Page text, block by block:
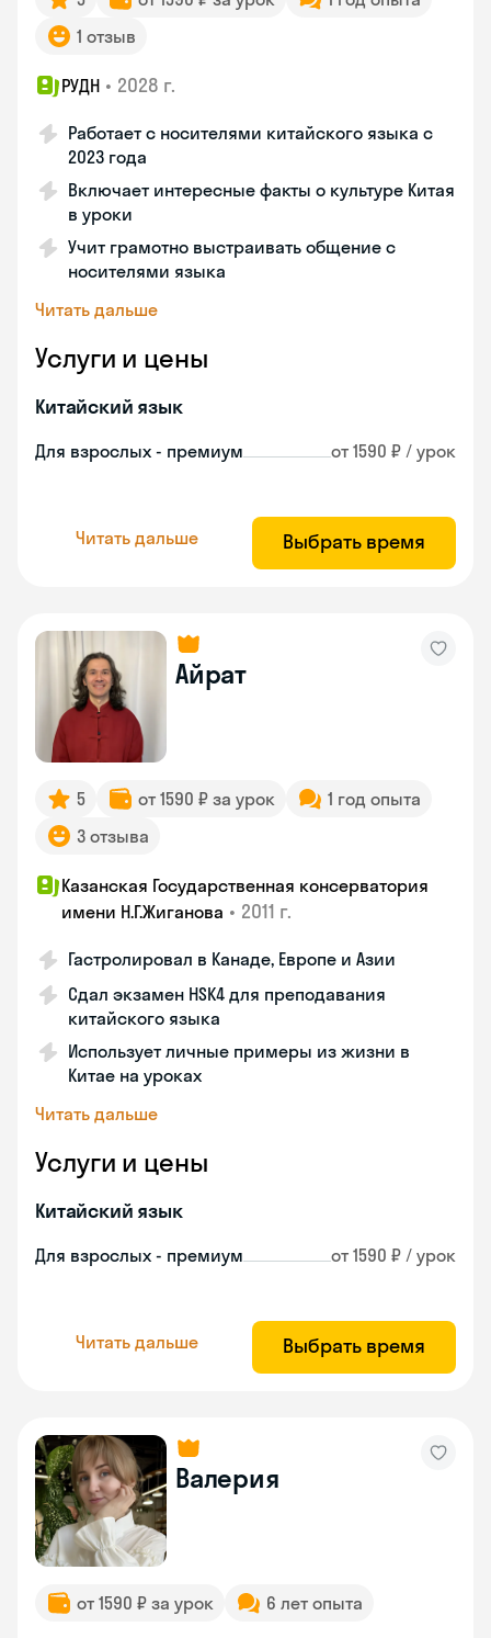
1 отзыв
РУДН • 2028 г.
Работает с носителями китайского языка с
2023 года
Включает интересные факты о культуре Китая
в уроки
Учит грамотно выстраивать общение с
носителями языка
Читать дальше
Услуги и цены
Китайский язык
Для взрослых - премиум от 1590 ₽ / урок
Читать дальше Выбрать время
Айрат
5 от 1590 ₽ за урок
1 год опыта
3 отзыва
Казанская Государственная консерватория
имени Н.Г.Жиганова • 2011 г.
Гастролировал в Канаде, Европе и Азии
Сдал экзамен HSK4 для преподавания
китайского языка
Использует личные примеры из жизни в
Китае на уроках
Читать дальше
Услуги и цены
Китайский язык
Для взрослых - премиум от 1590 ₽ / урок
Читать дальше Выбрать время
Валерия
от 1590 ₽ за урок 6 лет опыта